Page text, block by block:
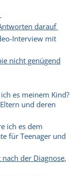
darauf
Interview mit
nicht genügend
es meinem Kind?
und deren
ich es dem
für Teenager und
der Diagnose,